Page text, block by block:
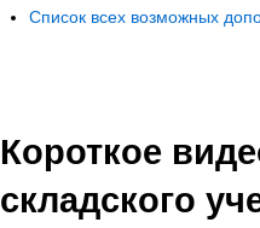
Список всех возможных
Короткое
складского